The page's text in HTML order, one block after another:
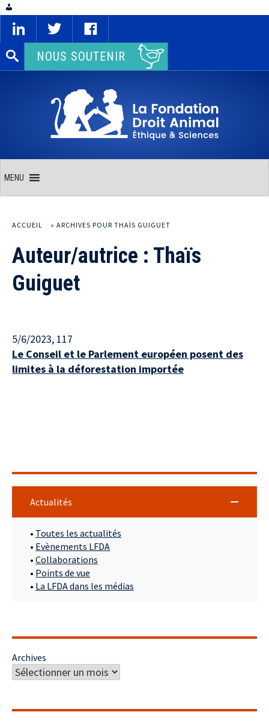
Rechercher :NOUS SOUTENIR
MENU
ACCUEIL » ARCHIVES POUR THAÏS GUIGUET
Auteur/autrice : Thaïs
Guiguet
5/6/2023, 117
Le Conseil et le Parlement européen posent des
limites à la déforestation importée
Actualités
• Toutes les actualités
• Evènements LFDA
• Collaborations
• Points de vue
• La LFDA dans les médias
Archives